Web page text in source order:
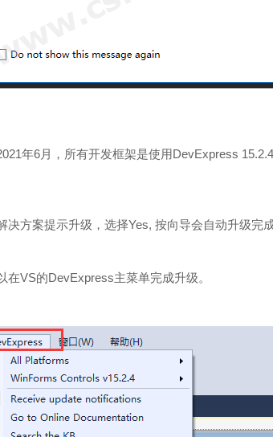
年6月，所有开发框架是使用DevExpress
决方案提示升级，选择Yes, 按向导会自动升级完成
在VS的DevExpress主菜单完成升级。